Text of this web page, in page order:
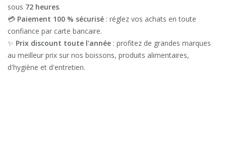
sous 72 heures.
💳 Paiement 100 % sécurisé : réglez vos achats en toute
confiance par carte bancaire.
✨ Prix discount toute l'année : profitez de grandes marques
au meilleur prix sur nos boissons, produits alimentaires,
d'hygiène et d'entretien.